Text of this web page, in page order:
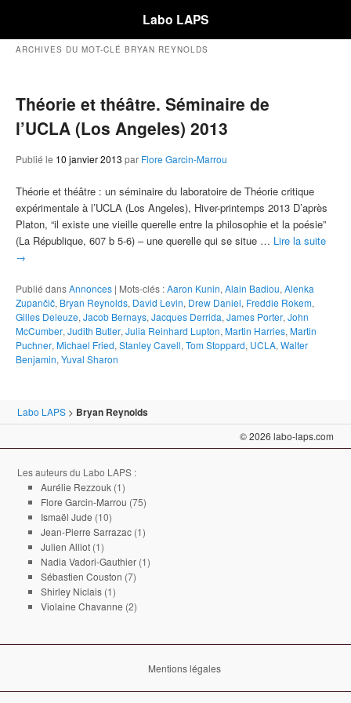
Labo LAPS
ARCHIVES DU MOT-CLÉ BRYAN REYNOLDS
Théorie et théâtre. Séminaire de
l’UCLA (Los Angeles) 2013
Publié le 10 janvier 2013 par Flore Garcin-Marrou
Théorie et théâtre : un séminaire du laboratoire de Théorie critique
expérimentale à l’UCLA (Los Angeles), Hiver-printemps 2013 D’après
Platon, “il existe une vieille querelle entre la philosophie et la poésie”
(La République, 607 b 5-6) – une querelle qui se situe … Lire la suite
→
Publié dansAnnonces | Mots-clés :Aaron Kunin, Alain Badiou, Alenka
Zupančič, Bryan Reynolds, David Levin, Drew Daniel, Freddie Rokem,
Gilles Deleuze, Jacob Bernays, Jacques Derrida, James Porter, John
McCumber, Judith Butler, Julia Reinhard Lupton, Martin Harries, Martin
Puchner, Michael Fried, Stanley Cavell, Tom Stoppard, UCLA, Walter
Benjamin, Yuval Sharon
Labo LAPS > Bryan Reynolds
© 2026 labo-laps.com
Les auteurs du Labo LAPS :
Aurélie Rezzouk (1)
Flore Garcin-Marrou (75)
Ismaël Jude (10)
Jean-Pierre Sarrazac (1)
Julien Alliot (1)
Nadia Vadori-Gauthier (1)
Sébastien Couston (7)
Shirley Niclais (1)
Violaine Chavanne (2)
Mentions légales